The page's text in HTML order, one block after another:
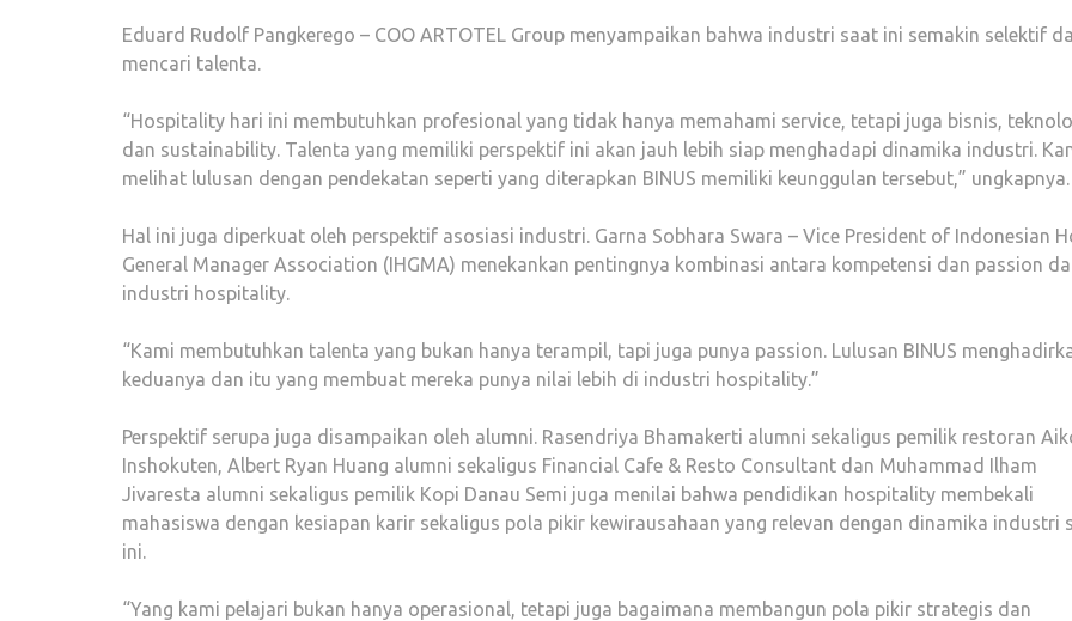
Eduard Rudolf Pangkerego – COO ARTOTEL Group menyampaikan bahwa industri saat ini semakin selektif
mencari talenta.
“Hospitality hari ini membutuhkan profesional yang tidak hanya memahami service, tetapi juga bisnis,
dan sustainability. Talenta yang memiliki perspektif ini akan jauh lebih siap menghadapi dinamika industri.
melihat lulusan dengan pendekatan seperti yang diterapkan BINUS memiliki keunggulan tersebut,” ungkapnya.
Hal ini juga diperkuat oleh perspektif asosiasi industri. Garna Sobhara Swara – Vice President of Indonesian
General Manager Association (IHGMA) menekankan pentingnya kombinasi antara kompetensi dan passion
industri hospitality.
“Kami membutuhkan talenta yang bukan hanya terampil, tapi juga punya passion. Lulusan BINUS
keduanya dan itu yang membuat mereka punya nilai lebih di industri hospitality.”
Perspektif serupa juga disampaikan oleh alumni. Rasendriya Bhamakerti alumni sekaligus pemilik restoran
Inshokuten, Albert Ryan Huang alumni sekaligus Financial Cafe & Resto Consultant dan Muhammad Ilham
Jivaresta alumni sekaligus pemilik Kopi Danau Semi juga menilai bahwa pendidikan hospitality membekali
mahasiswa dengan kesiapan karir sekaligus pola pikir kewirausahaan yang relevan dengan dinamika industri
ini.
“Yang kami pelajari bukan hanya operasional, tetapi juga bagaimana membangun pola pikir strategis dan